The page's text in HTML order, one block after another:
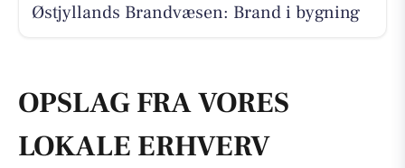
Østjyllands Brandvæsen: Brand i bygning
OPSLAG FRA VORES
LOKALE ERHVERV